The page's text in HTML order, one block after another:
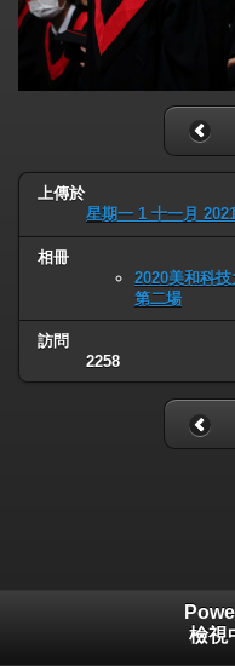
上傳於
星期一 1 十一月
相冊
2020美和科
第二場
訪問
2258
檢視